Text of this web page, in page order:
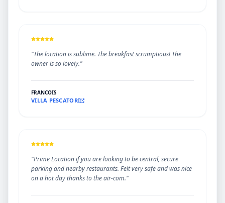
"The location is sublime. The breakfast scrumptious! The
owner is so lovely."
FRANCOIS
VILLA PESCATORI
"Prime Location if you are looking to be central, secure
parking and nearby restaurants. Felt very safe and was nice
on a hot day thanks to the air-com."